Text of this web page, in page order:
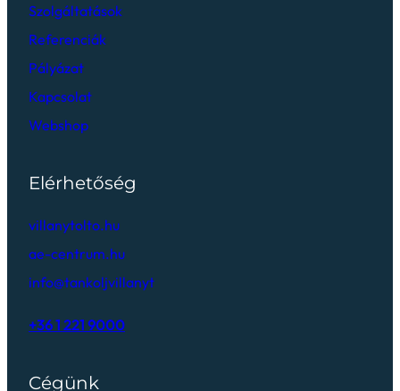
Szolgáltatások
Referenciák
Pályázat
Kapcsolat
Webshop
Elérhetőség
villanytolto.hu
ae-centrum.hu
info@tankoljvillanyt
+36 1 221 9000
Cégünk